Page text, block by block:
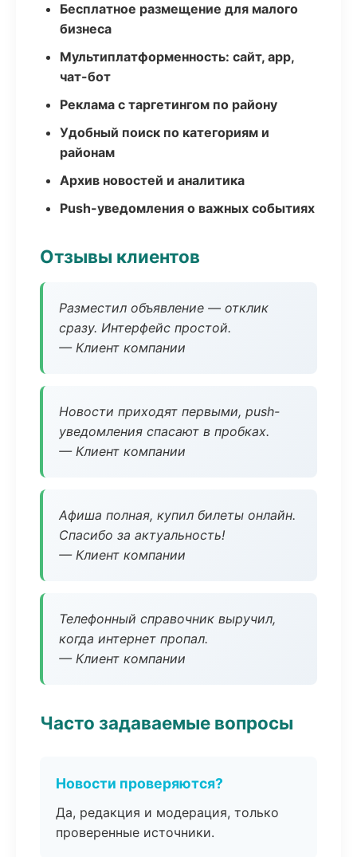
Бесплатное размещение для малого
бизнеса
Мультиплатформенность: сайт, app,
чат-бот
Реклама с таргетингом по району
Удобный поиск по категориям и
районам
Архив новостей и аналитика
Push-уведомления о важных событиях
Отзывы клиентов
Разместил объявление — отклик
сразу. Интерфейс простой.
— Клиент компании
Новости приходят первыми, push-
уведомления спасают в пробках.
— Клиент компании
Афиша полная, купил билеты онлайн.
Спасибо за актуальность!
— Клиент компании
Телефонный справочник выручил,
когда интернет пропал.
— Клиент компании
Часто задаваемые вопросы
Новости проверяются?
Да, редакция и модерация, только
проверенные источники.